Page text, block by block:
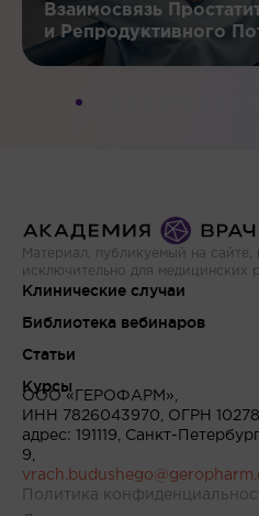
Взаимосвязь
и Репродуктивного
Материал, публикуемый на сайте,
исключительно для медицинских
Клинические случаи
Библиотека вебинаров
Статьи
Курсы
ООО «ГЕРОФАРМ»,
ИНН 7826043970, ОГРН
адрес: 191119, Санкт-
9,
Политика